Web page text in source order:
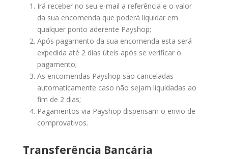
Irá receber no seu e-mail a referência e o valor
da sua encomenda que poderá liquidar em
qualquer ponto aderente Payshop;
Após pagamento da sua encomenda esta será
expedida até 2 dias úteis após se verificar o
pagamento;
As encomendas Payshop são canceladas
automaticamente caso não sejam liquidadas ao
fim de 2 dias;
Pagamentos via Payshop dispensam o envio de
comprovativos.
Transferência Bancária